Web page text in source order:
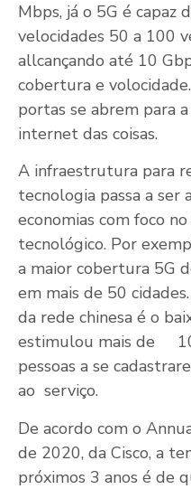
Mbps, já o 5G é capaz
velocidades 50 a 100
allcançando até 10
cobertura e
portas se abrem para
internet das coisas.
A infraestrutura para
tecnologia passa a ser
economias com foco
tecnológico. Por
a maior cobertura 5G
em mais de 50
da rede chinesa é o
estimulou mais de
pessoas a se
ao serviço.
De acordo com o
de 2020, da Cisco, a
próximos 3 anos é de